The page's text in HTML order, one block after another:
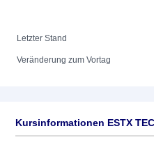
Letzter Stand
Veränderung zum Vortag
Kursinformationen ESTX